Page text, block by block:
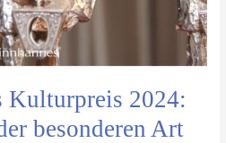
Kulturpreis 2024:
besonderen Art